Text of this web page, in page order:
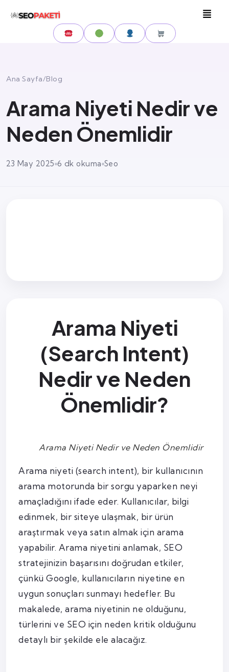
Ana Sayfa/Blog
Arama Niyeti Nedir ve
Neden Önemlidir
23 May 2025 6 dk okuma Seo
Arama Niyeti
(Search Intent)
Nedir ve Neden
Önemlidir?
Arama Niyeti Nedir ve Neden Önemlidir
Arama niyeti (search intent), bir kullanıcının
arama motorunda bir sorgu yaparken neyi
amaçladığını ifade eder. Kullanıcılar, bilgi
edinmek, bir siteye ulaşmak, bir ürün
araştırmak veya satın almak için arama
yapabilir. Arama niyetini anlamak, SEO
stratejinizin başarısını doğrudan etkiler,
çünkü Google, kullanıcıların niyetine en
uygun sonuçları sunmayı hedefler. Bu
makalede, arama niyetinin ne olduğunu,
türlerini ve SEO için neden kritik olduğunu
detaylı bir şekilde ele alacağız.